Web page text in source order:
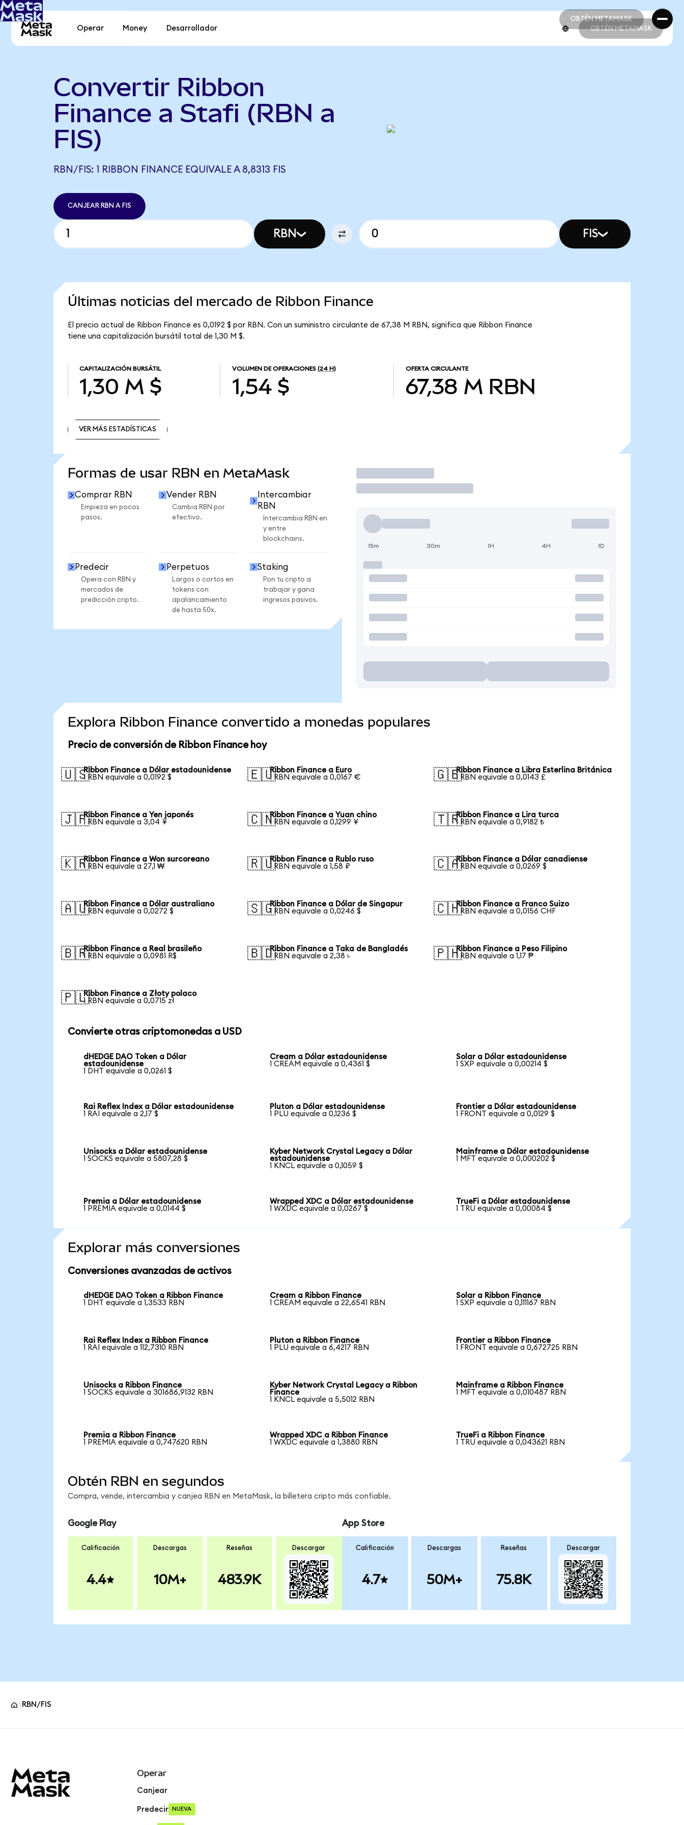
OBTÉN METAMASK
OBTÉN METAMASK
Operar Money Desarrollador OBTÉN METAMASK
Convertir Ribbon
Finance a Stafi (RBN a
FIS)
RBN/FIS: 1 RIBBON FINANCE EQUIVALE A 8,8313 FIS
CANJEAR RBN A FIS
RBN FIS
Últimas noticias del mercado de Ribbon Finance
El precio actual de Ribbon Finance es 0,0192 $ por RBN. Con un suministro circulante de 67,38 M RBN, significa que Ribbon Finance
tiene una capitalización bursátil total de 1,30 M $.
CAPITALIZACIÓN BURSÁTIL
1,30 M $
VOLUMEN DE OPERACIONES (24 H)
1,54 $
OFERTA CIRCULANTE
67,38 M RBN
VER MÁS ESTADÍSTICAS
Formas de usar RBN en MetaMask
Comprar RBN
Empieza en pocos
pasos.
Vender RBN
Cambia RBN por
efectivo.
Intercambiar
RBN
Intercambia RBN en
y entre
blockchains.
Predecir
Opera con RBN y
mercados de
predicción cripto.
Perpetuos
Largos o cortos en
tokens con
apalancamiento
de hasta 50x.
Staking
Pon tu cripto a
trabajar y gana
ingresos pasivos.
Operar
15m 30m 1H 4H 1D
Explora Ribbon Finance convertido a monedas populares
Precio de conversión de Ribbon Finance hoy
🇺🇸Ribbon Finance a Dólar estadounidense
1 RBN equivale a 0,0192 $
🇪🇺Ribbon Finance a Euro
1 RBN equivale a 0,0167 €
🇬🇧Ribbon Finance a Libra Esterlina Británica
1 RBN equivale a 0,0143 £
🇯🇵Ribbon Finance a Yen japonés
1 RBN equivale a 3,04 ¥
🇨🇳Ribbon Finance a Yuan chino
1 RBN equivale a 0,1299 ¥
🇹🇷Ribbon Finance a Lira turca
1 RBN equivale a 0,9182 ₺
🇰🇷Ribbon Finance a Won surcoreano
1 RBN equivale a 27,1 ₩
🇷🇺Ribbon Finance a Rublo ruso
1 RBN equivale a 1,58 ₽
🇨🇦Ribbon Finance a Dólar canadiense
1 RBN equivale a 0,0269 $
🇦🇺Ribbon Finance a Dólar australiano
1 RBN equivale a 0,0272 $
🇸🇬Ribbon Finance a Dólar de Singapur
1 RBN equivale a 0,0246 $
🇨🇭Ribbon Finance a Franco Suizo
1 RBN equivale a 0,0156 CHF
🇧🇷Ribbon Finance a Real brasileño
1 RBN equivale a 0,0981 R$
🇧🇩Ribbon Finance a Taka de Bangladés
1 RBN equivale a 2,38 ৳
🇵🇭Ribbon Finance a Peso Filipino
1 RBN equivale a 1,17 ₱
🇵🇱Ribbon Finance a Złoty polaco
1 RBN equivale a 0,0715 zł
Convierte otras criptomonedas a USD
dHEDGE DAO Token a Dólar
estadounidense
1 DHT equivale a 0,0261 $
Cream a Dólar estadounidense
1 CREAM equivale a 0,4361 $
Solar a Dólar estadounidense
1 SXP equivale a 0,00214 $
Rai Reflex Index a Dólar estadounidense
1 RAI equivale a 2,17 $
Pluton a Dólar estadounidense
1 PLU equivale a 0,1236 $
Frontier a Dólar estadounidense
1 FRONT equivale a 0,0129 $
Unisocks a Dólar estadounidense
1 SOCKS equivale a 5807,28 $
Kyber Network Crystal Legacy a Dólar
estadounidense
1 KNCL equivale a 0,1059 $
Mainframe a Dólar estadounidense
1 MFT equivale a 0,000202 $
Premia a Dólar estadounidense
1 PREMIA equivale a 0,0144 $
Wrapped XDC a Dólar estadounidense
1 WXDC equivale a 0,0267 $
TrueFi a Dólar estadounidense
1 TRU equivale a 0,00084 $
Explorar más conversiones
Conversiones avanzadas de activos
dHEDGE DAO Token a Ribbon Finance
1 DHT equivale a 1,3533 RBN
Cream a Ribbon Finance
1 CREAM equivale a 22,6541 RBN
Solar a Ribbon Finance
1 SXP equivale a 0,111167 RBN
Rai Reflex Index a Ribbon Finance
1 RAI equivale a 112,7310 RBN
Pluton a Ribbon Finance
1 PLU equivale a 6,4217 RBN
Frontier a Ribbon Finance
1 FRONT equivale a 0,672725 RBN
Unisocks a Ribbon Finance
1 SOCKS equivale a 301686,9132 RBN
Kyber Network Crystal Legacy a Ribbon
Finance
1 KNCL equivale a 5,5012 RBN
Mainframe a Ribbon Finance
1 MFT equivale a 0,010487 RBN
Premia a Ribbon Finance
1 PREMIA equivale a 0,747620 RBN
Wrapped XDC a Ribbon Finance
1 WXDC equivale a 1,3880 RBN
TrueFi a Ribbon Finance
1 TRU equivale a 0,043621 RBN
Obtén RBN en segundos
Compra, vende, intercambia y canjea RBN en MetaMask, la billetera cripto más confiable.
Google Play
Calificación
4.4
Descargas
10M+
Reseñas
483.9K
Descargar
App Store
Calificación
4.7
Descargas
50M+
Reseñas
75.8K
Descargar
RBN/FIS
Operar
Canjear
Predecir NUEVA